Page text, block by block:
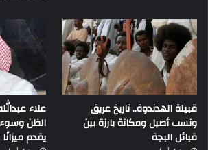
قبيلة الهدندوة.. تاريخ عريق
ونسب أصيل ومكانة بارزة بين
قبائل البجة
علاء
الظن وسوء
يقدم ميزانًا